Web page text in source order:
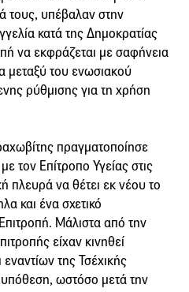
τους, υπέβαλαν στην
κατά της Δημοκρατίας
να εκφράζεται με σαφήνεια
μεταξύ του ενωσιακού
ρύθμισης για τη χρήση
πραγματοποίησε
τον Επίτροπο Υγείας στις
πλευρά να θέτει εκ νέου το
και ένα σχετικό
Μάλιστα από την
είχαν κινηθεί
της Τσέχικής
ωστόσο μετά την